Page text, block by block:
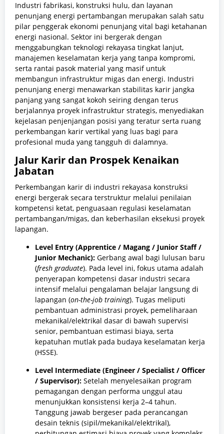
Industri fabrikasi, konstruksi hulu, dan layanan
penunjang energi pertambangan merupakan salah satu
pilar penggerak ekonomi penunjang vital bagi ketahanan
energi nasional. Sektor ini bergerak dengan
menggabungkan teknologi rekayasa tingkat lanjut,
manajemen keselamatan kerja yang tanpa kompromi,
serta rantai pasok material yang masif untuk
membangun infrastruktur migas dan energi. Industri
penunjang energi menawarkan stabilitas karir jangka
panjang yang sangat kokoh seiring dengan terus
berjalannya proyek infrastruktur strategis, menyediakan
kejelasan penjenjangan posisi yang teratur serta ruang
perkembangan karir vertikal yang luas bagi para
profesional muda yang tangguh di dalamnya.
Jalur Karir dan Prospek Kenaikan
Jabatan
Perkembangan karir di industri rekayasa konstruksi
energi bergerak secara terstruktur melalui penilaian
kompetensi ketat, penguasaan regulasi keselamatan
pertambangan/migas, dan keberhasilan eksekusi proyek
lapangan.
Level Entry (Apprentice / Magang / Junior Staff /
Junior Mechanic): Gerbang awal bagi lulusan baru
(fresh graduate). Pada level ini, fokus utama adalah
penyerapan kompetensi dasar industri secara
intensif melalui pengalaman belajar langsung di
lapangan (on-the-job training). Tugas meliputi
pembantuan administrasi proyek, pemeliharaan
mekanikal/elektrikal dasar di bawah supervisi
senior, pembantuan estimasi biaya, serta
kepatuhan mutlak pada budaya keselamatan kerja
(HSSE).
Level Intermediate (Engineer / Specialist / Officer
/ Supervisor): Setelah menyelesaikan program
pemagangan dengan performa unggul atau
menunjukkan konsistensi kerja 2–4 tahun.
Tanggung jawab bergeser pada perancangan
desain teknis (sipil/mekanikal/elektrikal),